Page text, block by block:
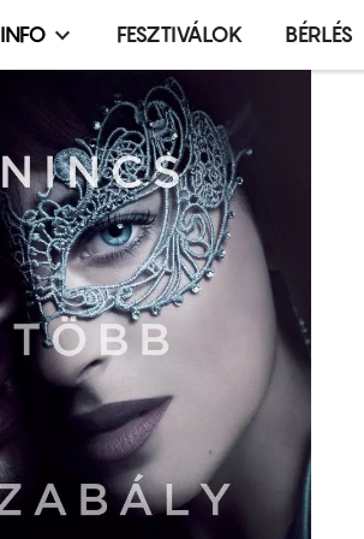
Infó,
esemény,
terembérlés
menü
INFO FESZTIVÁLOK BÉRLÉS